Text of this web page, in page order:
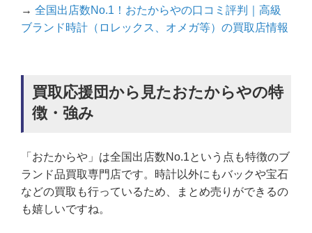
→ 全国出店数No.1！おたからやの口コミ評判｜高級
ブランド時計（ロレックス、オメガ等）の買取店情報
買取応援団から見たおたからやの特
徴・強み
「おたからや」は全国出店数No.1という点も特徴のブ
ランド品買取専門店です。時計以外にもバックや宝石
などの買取も行っているため、まとめ売りができるの
も嬉しいですね。